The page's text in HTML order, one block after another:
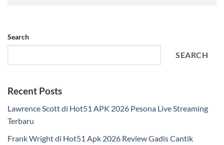
Search
SEARCH
Recent Posts
Lawrence Scott di Hot51 APK 2026 Pesona Live Streaming
Terbaru
Frank Wright di Hot51 Apk 2026 Review Gadis Cantik